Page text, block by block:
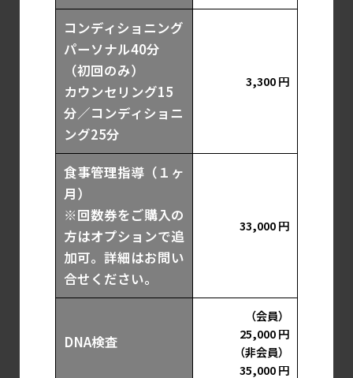
コンディショニング
パーソナル40分
（初回のみ）
カウンセリング15
分／コンディショニ
ング25分
3,300 円
食事管理指導（１ヶ
月）
※回数券をご購入の
方はオプションで追
加可。詳細はお問い
合せください。
33,000 円
DNA検査
（会員）
25,000 円
（非会員）
35,000 円